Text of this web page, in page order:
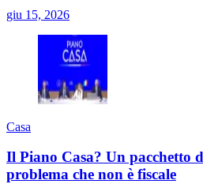
giu 15, 2026
Casa
Il Piano Casa? Un pacchetto
problema che non è fiscale